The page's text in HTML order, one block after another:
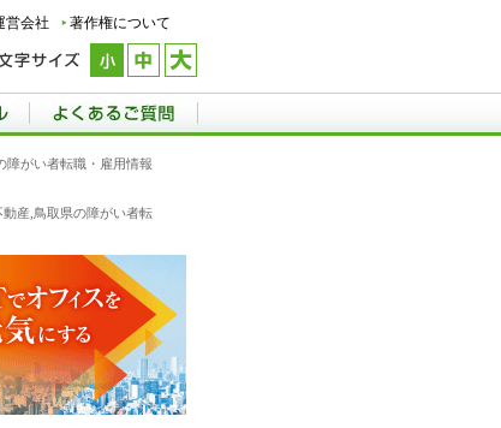
営会社
著作権について
障がい者転職・雇用情報
産,鳥取県の障がい者転